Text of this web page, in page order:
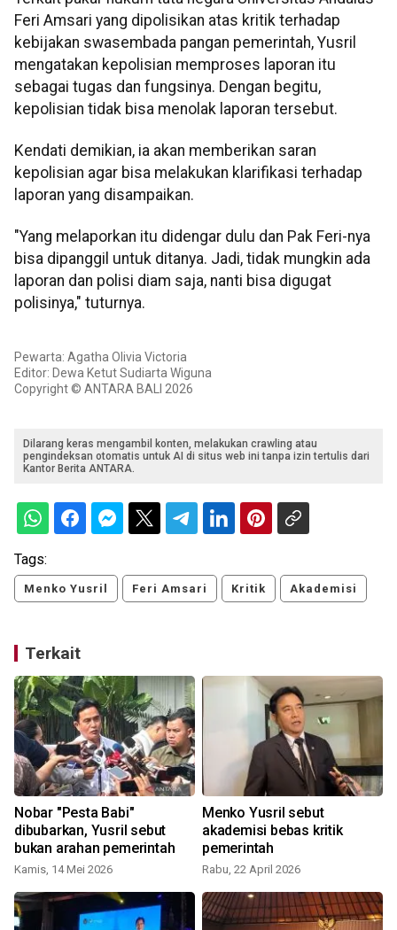
Feri Amsari yang dipolisikan atas kritik terhadap
kebijakan swasembada pangan pemerintah, Yusril
mengatakan kepolisian memproses laporan itu
sebagai tugas dan fungsinya. Dengan begitu,
kepolisian tidak bisa menolak laporan tersebut.
Kendati demikian, ia akan memberikan saran
kepolisian agar bisa melakukan klarifikasi terhadap
laporan yang disampaikan.
"Yang melaporkan itu didengar dulu dan Pak Feri-nya
bisa dipanggil untuk ditanya. Jadi, tidak mungkin ada
laporan dan polisi diam saja, nanti bisa digugat
polisinya," tuturnya.
Pewarta: Agatha Olivia Victoria
Editor: Dewa Ketut Sudiarta Wiguna
Copyright © ANTARA BALI 2026
Dilarang keras mengambil konten, melakukan crawling atau
pengindeksan otomatis untuk AI di situs web ini tanpa izin tertulis dari
Kantor Berita ANTARA.
Tags:
Menko Yusril Feri Amsari Kritik Akademisi
Terkait
Nobar "Pesta Babi"
dibubarkan, Yusril sebut
bukan arahan pemerintah
Kamis, 14 Mei 2026
Menko Yusril sebut
akademisi bebas kritik
pemerintah
Rabu, 22 April 2026